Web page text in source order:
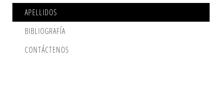
APELLIDOS
BIBLIOGRAFÍA
CONTÁCTENOS